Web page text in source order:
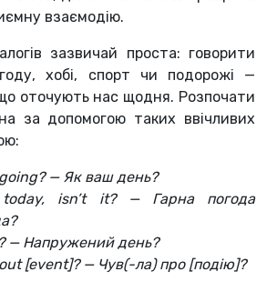
взаємодію.
зазвичай проста: говорити
хобі, спорт чи подорожі —
що оточують нас щодня. Розпочати
за допомогою таких ввічливих
— Як ваш день?
isn’t it? — Гарна погода
— Напружений день?
[event]? — Чув(-ла) про [подію]?